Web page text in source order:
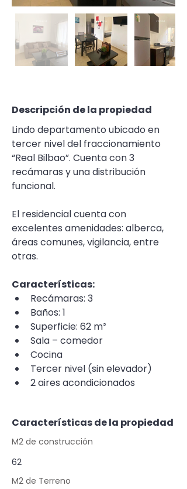
Descripción de la propiedad
Lindo departamento ubicado en
tercer nivel del fraccionamiento
“Real Bilbao”. Cuenta con 3
recámaras y una distribución
funcional.
El residencial cuenta con
excelentes amenidades: alberca,
áreas comunes, vigilancia, entre
otras.
Características:
Recámaras: 3
Baños: 1
Superficie: 62 m²
Sala – comedor
Cocina
Tercer nivel (sin elevador)
2 aires acondicionados
Características de la propiedad
M2 de construcción
62
M2 de Terreno